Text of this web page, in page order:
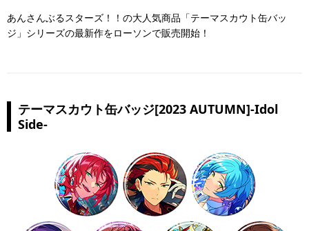
あんさんぶるスターズ！！の大人気商品「テーマスカウト缶バッ
ジ」シリーズの最新作をローソンで販売開始！
テーマスカウト缶バッジ[2023 AUTUMN]-Idol
Side-